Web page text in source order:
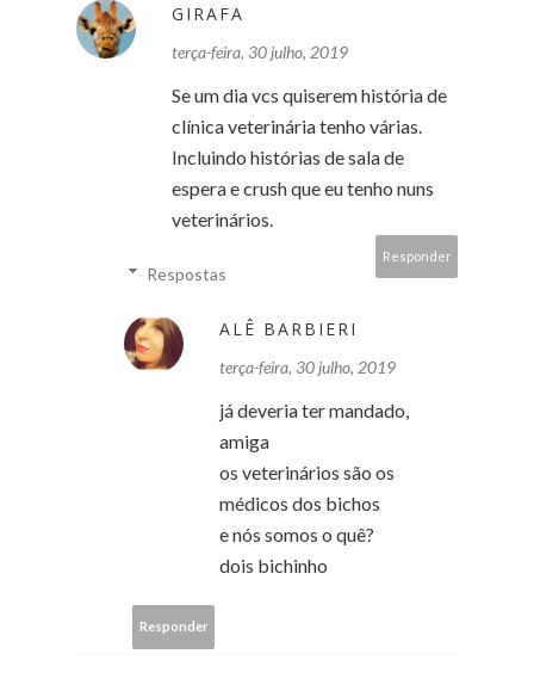
GIRAFA
terça-feira, 30 julho, 2019
Se um dia vcs quiserem história de
clínica veterinária tenho várias.
Incluindo histórias de sala de
espera e crush que eu tenho nuns
veterinários.
Responder
Respostas
ALÊ BARBIERI
terça-feira, 30 julho, 2019
já deveria ter mandado,
amiga
os veterinários são os
médicos dos bichos
e nós somos o quê?
dois bichinho
Responder